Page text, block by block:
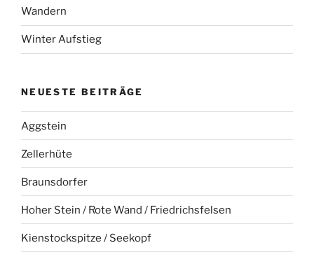
Wandern
Winter Aufstieg
NEUESTE BEITRÄGE
Aggstein
Zellerhüte
Braunsdorfer
Hoher Stein / Rote Wand / Friedrichsfelsen
Kienstockspitze / Seekopf